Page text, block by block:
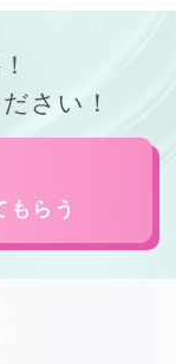
さい！
もらう